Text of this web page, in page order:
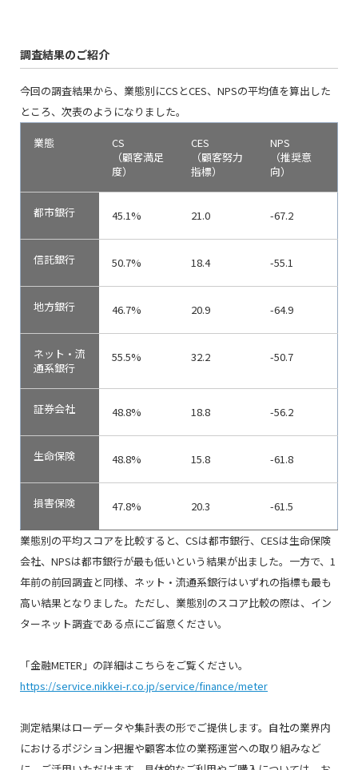
調査結果のご紹介
今回の調査結果から、業態別にCSとCES、NPSの平均値を算出した
ところ、次表のようになりました。
業態
CS
（顧客満足
度）
CES
（顧客努力
指標）
NPS
（推奨意
向）
都市銀行 45.1% 21.0 -67.2
信託銀行 50.7% 18.4 -55.1
地方銀行 46.7% 20.9 -64.9
ネット・流
通系銀行
55.5% 32.2 -50.7
証券会社 48.8% 18.8 -56.2
生命保険 48.8% 15.8 -61.8
損害保険 47.8% 20.3 -61.5
業態別の平均スコアを比較すると、CSは都市銀行、CESは生命保険
会社、NPSは都市銀行が最も低いという結果が出ました。一方で、1
年前の前回調査と同様、ネット・流通系銀行はいずれの指標も最も
高い結果となりました。ただし、業態別のスコア比較の際は、イン
ターネット調査である点にご留意ください。
「金融METER」の詳細はこちらをご覧ください。
https://service.nikkei-r.co.jp/service/finance/meter
測定結果はローデータや集計表の形でご提供します。自社の業界内
におけるポジション把握や顧客本位の業務運営への取り組みなど